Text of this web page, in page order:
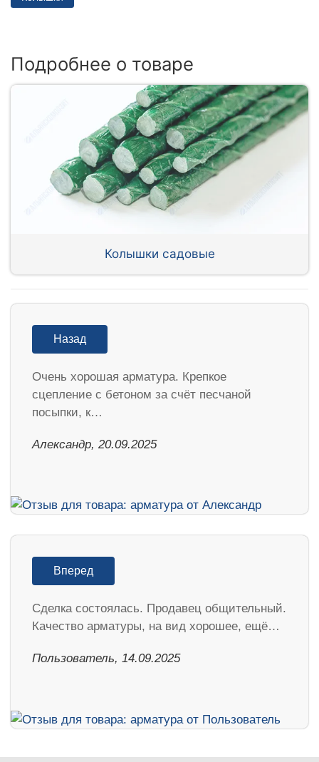
Подробнее о товаре
Колышки садовые
Назад
Очень хорошая арматура. Крепкое
сцепление с бетоном за счёт песчаной
посыпки, к…
Александр, 20.09.2025
Вперед
Сделка состоялась. Продавец общительный.
Качество арматуры, на вид хорошее, ещё…
Пользователь, 14.09.2025